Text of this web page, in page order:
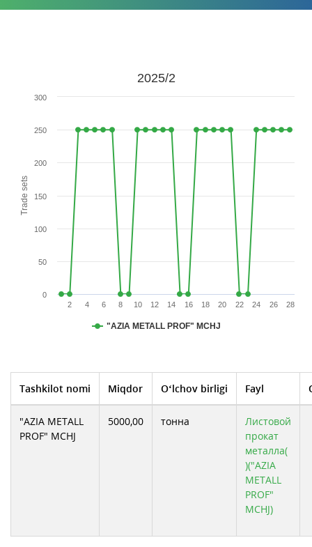
Trade sets
2025/2
"AZIA METALL PROF" MCHJ
2 4 6 8 10 12 14 16 18 20 22 24 26 28
0
50
100
150
200
250
300
Tashkilot nomi Miqdor O‘lchov birligi Fayl
"AZIA METALL
PROF" MCHJ
5000,00 тонна
Листовой
прокат
металла(
)("AZIA
METALL
PROF"
MCHJ)